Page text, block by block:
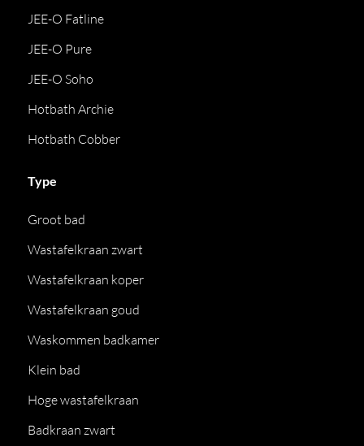
JEE-O Fatline
JEE-O Pure
JEE-O Soho
Hotbath Archie
Hotbath Cobber
Type
Groot bad
Wastafelkraan zwart
Wastafelkraan koper
Wastafelkraan goud
Waskommen badkamer
Klein bad
Hoge wastafelkraan
Badkraan zwart